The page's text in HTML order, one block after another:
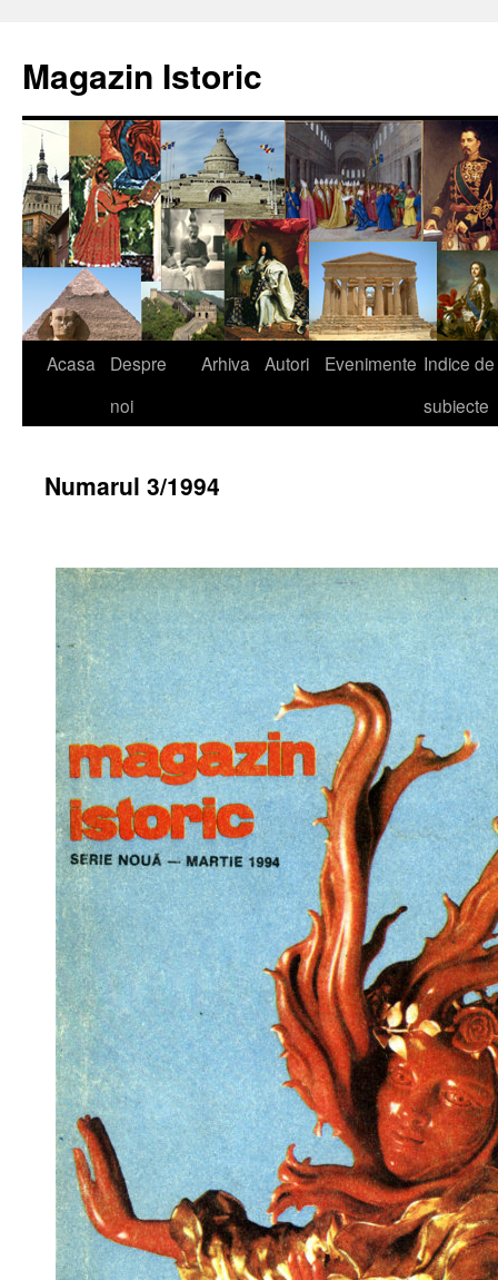
conținut
Magazin Istoric
Acasa
Despre
noi
Arhiva Autori Evenimente Indice de
subiecte
Numarul 3/1994